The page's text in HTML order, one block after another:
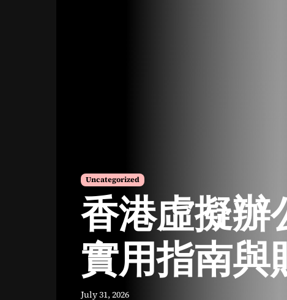
Uncategorized
香港虛擬辦
實用指南與
July 31, 2026